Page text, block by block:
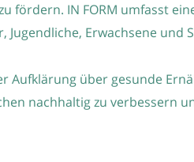
fördern. IN FORM umfasst
Erwachsene und
Aufklärung über gesunde
nachhaltig zu verbessern